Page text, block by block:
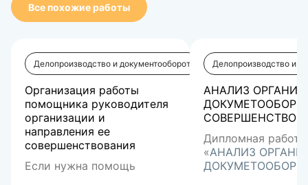
Все похожие работы
Делопроизводство и документооборот
Организация работы
помощника руководителя
организации и
направления ее
совершенствования
Если нужна помощь
Делопроизводство и
АНАЛИЗ
Дипломная
«АНАЛИЗ